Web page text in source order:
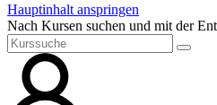
Hauptinhalt anspringen
Nach Kursen suchen und mit der